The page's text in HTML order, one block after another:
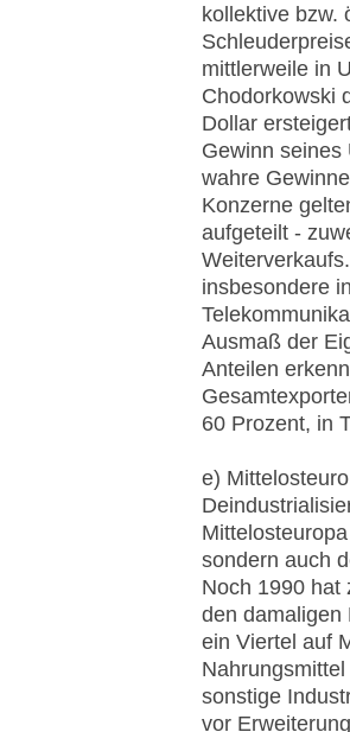
kollektive bzw.
mittlerweile in
Chodorkowski
Dollar
Gewinn seines
wahre
Konzerne
aufgeteilt -
insbesondere
Ausmaß der
Anteilen
60 Prozent, in
e)
sondern auch
Noch 1990 hat
den damaligen
ein Viertel auf
sonstige
vor